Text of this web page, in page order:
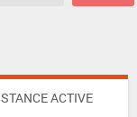
ACTIVE